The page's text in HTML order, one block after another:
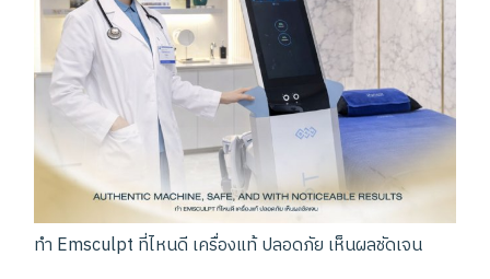
ทำ Emsculpt ที่ไหนดี เครื่องแท้ ปลอดภัย เห็นผลชัดเจน